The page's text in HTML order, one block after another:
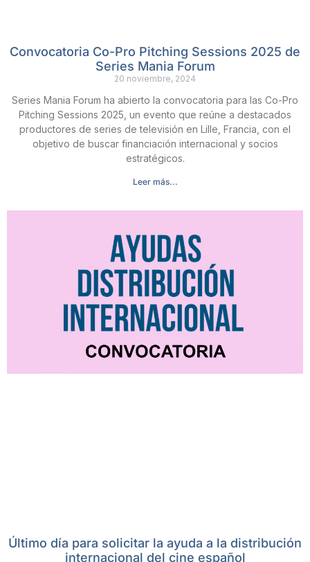
Convocatoria Co-Pro Pitching Sessions 2025 de
Series Mania Forum
20 noviembre, 2024
Series Mania Forum ha abierto la convocatoria para las Co-Pro
Pitching Sessions 2025, un evento que reúne a destacados
productores de series de televisión en Lille, Francia, con el
objetivo de buscar financiación internacional y socios
estratégicos.
Leer más...
Último día para solicitar la ayuda a la distribución
internacional del cine español